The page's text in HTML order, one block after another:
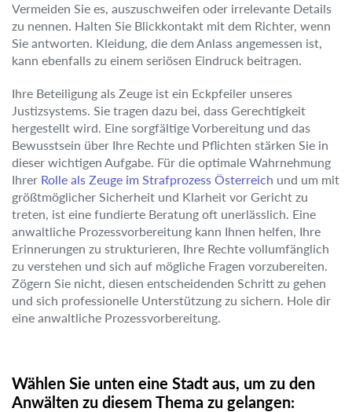
Vermeiden Sie es, auszuschweifen oder irrelevante Details
zu nennen. Halten Sie Blickkontakt mit dem Richter, wenn
Sie antworten. Kleidung, die dem Anlass angemessen ist,
kann ebenfalls zu einem seriösen Eindruck beitragen.
Ihre Beteiligung als Zeuge ist ein Eckpfeiler unseres
Justizsystems. Sie tragen dazu bei, dass Gerechtigkeit
hergestellt wird. Eine sorgfältige Vorbereitung und das
Bewusstsein über Ihre Rechte und Pflichten stärken Sie in
dieser wichtigen Aufgabe. Für die optimale Wahrnehmung
Ihrer Rolle als Zeuge im Strafprozess Österreich und um mit
größtmöglicher Sicherheit und Klarheit vor Gericht zu
treten, ist eine fundierte Beratung oft unerlässlich. Eine
anwaltliche Prozessvorbereitung kann Ihnen helfen, Ihre
Erinnerungen zu strukturieren, Ihre Rechte vollumfänglich
zu verstehen und sich auf mögliche Fragen vorzubereiten.
Zögern Sie nicht, diesen entscheidenden Schritt zu gehen
und sich professionelle Unterstützung zu sichern. Hole dir
eine anwaltliche Prozessvorbereitung.
Wählen Sie unten eine Stadt aus, um zu den
Anwälten zu diesem Thema zu gelangen: